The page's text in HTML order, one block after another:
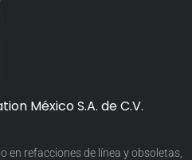
México S.A. de C.V.
en refacciones de línea y obsoletas,